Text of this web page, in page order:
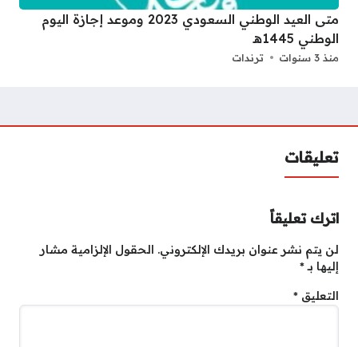
متى العيد الوطني السعودي 2023 وموعد إجازة اليوم
الوطني 1445هـ
منذ 3 سنوات ترندات
تعليقات
اترك تعليقاً
لن يتم نشر عنوان بريدك الإلكتروني. الحقول الإلزامية مشار
إليها بـ*
التعليق *